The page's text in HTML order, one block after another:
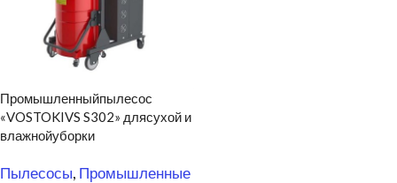
Промышленныйпылесос
«VOSTOKIVS S302» длясухой и
влажнойуборки
Пылесосы, Промышленные